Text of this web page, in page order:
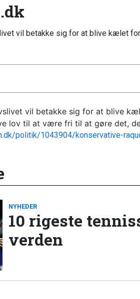
vil betakke sig for at blive kælet
vil betakke sig for at blive
lov til at være fri til at gøre det,
politik/1043904/konservative-
NYHEDER
10 rigeste
verden